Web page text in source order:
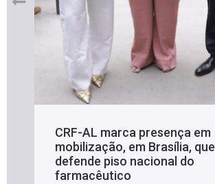
CRF-AL marca presença em
mobilização, em Brasília, que
defende piso nacional do
farmacêutico